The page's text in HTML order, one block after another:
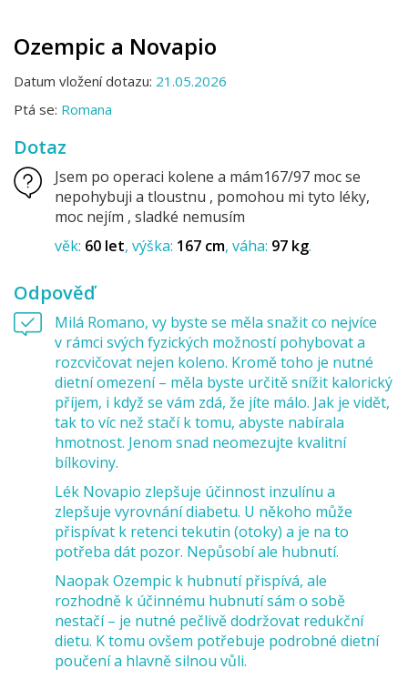
Ozempic a Novapio
Datum vložení dotazu: 21.05.2026
Ptá se: Romana
Dotaz
Jsem po operaci kolene a mám167/97 moc se
nepohybuji a tloustnu , pomohou mi tyto léky,
moc nejím , sladké nemusím
věk: 60 let výška: 167 cm váha: 97 kg
Odpověď
Milá Romano, vy byste se měla snažit co nejvíce
v rámci svých fyzických možností pohybovat a
rozcvičovat nejen koleno. Kromě toho je nutné
dietní omezení – měla byste určitě snížit kalorický
příjem, i když se vám zdá, že jíte málo. Jak je vidět,
tak to víc než stačí k tomu, abyste nabírala
hmotnost. Jenom snad neomezujte kvalitní
bílkoviny.
Lék Novapio zlepšuje účinnost inzulínu a
zlepšuje vyrovnání diabetu. U někoho může
přispívat k retenci tekutin (otoky) a je na to
potřeba dát pozor. Nepůsobí ale hubnutí.
Naopak Ozempic k hubnutí přispívá, ale
rozhodně k účinnému hubnutí sám o sobě
nestačí – je nutné pečlivě dodržovat redukční
dietu. K tomu ovšem potřebuje podrobné dietní
poučení a hlavně silnou vůli.